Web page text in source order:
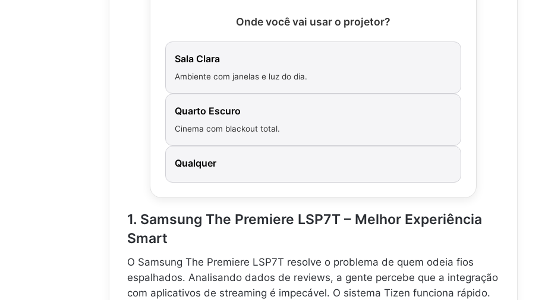
Onde você vai usar o projetor?
Sala Clara
Ambiente com janelas e luz do dia.
Quarto Escuro
Cinema com blackout total.
Qualquer
1. Samsung The Premiere LSP7T – Melhor Experiência
Smart
O Samsung The Premiere LSP7T resolve o problema de quem odeia fios
espalhados. Analisando dados de reviews, a gente percebe que a integração
com aplicativos de streaming é impecável. O sistema Tizen funciona rápido.